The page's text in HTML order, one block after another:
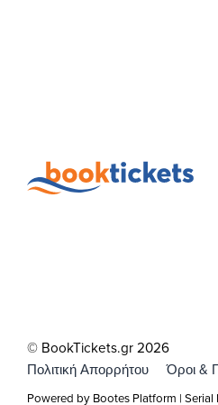
© BookTickets.gr 2026
Πολιτική Απορρήτου
Όροι &
Powered by Bootes Platform |